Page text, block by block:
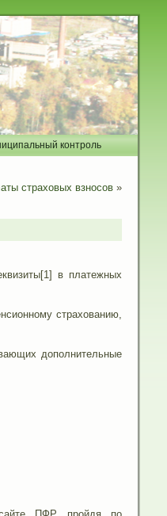
контроль
страховых взносов»
в платежных
страхованию,
дополнительные